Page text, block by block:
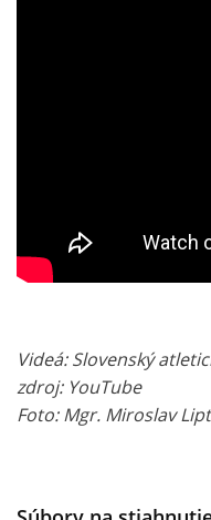
Videá: Slovenský
zdroj: YouTube
Foto: Mgr. Miroslav